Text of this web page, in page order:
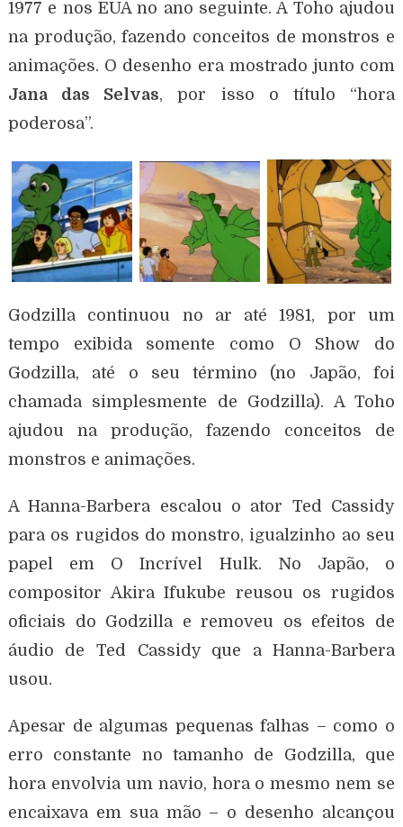
1977 e nos EUA no ano seguinte. A Toho ajudou
na produção, fazendo conceitos de monstros e
animações. O desenho era mostrado junto com
Jana das Selvas, por isso o título “hora
poderosa”.
Godzilla continuou no ar até 1981, por um
tempo exibida somente como O Show do
Godzilla, até o seu término (no Japão, foi
chamada simplesmente de Godzilla). A Toho
ajudou na produção, fazendo conceitos de
monstros e animações.
A Hanna-Barbera escalou o ator Ted Cassidy
para os rugidos do monstro, igualzinho ao seu
papel em O Incrível Hulk. No Japão, o
compositor Akira Ifukube reusou os rugidos
oficiais do Godzilla e removeu os efeitos de
áudio de Ted Cassidy que a Hanna-Barbera
usou.
Apesar de algumas pequenas falhas – como o
erro constante no tamanho de Godzilla, que
hora envolvia um navio, hora o mesmo nem se
encaixava em sua mão – o desenho alcançou